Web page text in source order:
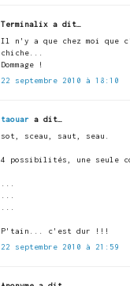
Terminalix a dit…
Il n'y a que chez moi que
chiche...
Dommage !
22 septembre 2010 à 18:10
taouar a dit…
sot, sceau, saut, seau.
4 possibilités, une seule
P'tain... c'est dur !!!
22 septembre 2010 à 21:59